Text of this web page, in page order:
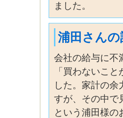
ました。
浦田さん
会社の給与に不
「買わないこ
した。家計の
すが、その中で
という浦田様の